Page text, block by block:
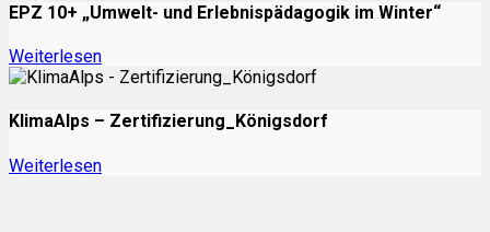
EPZ 10+ „Umwelt- und Erlebnispädagogik im Winter“
Weiterlesen
KlimaAlps – Zertifizierung_Königsdorf
Weiterlesen